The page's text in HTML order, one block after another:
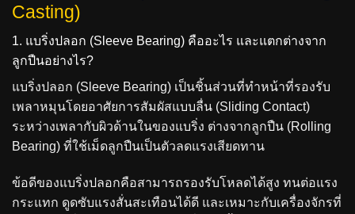
Casting)
1. แบริ่งปลอก (Sleeve Bearing) คืออะไร และแตกต่างจาก
ลูกปืนอย่างไร?
แบริ่งปลอก (Sleeve Bearing) เป็นชิ้นส่วนที่ทำหน้าที่รองรับ
เพลาหมุนโดยอาศัยการสัมผัสแบบลื่น (Sliding Contact)
ระหว่างเพลากับผิวด้านในของแบริ่ง ต่างจากลูกปืน (Rolling
Bearing) ที่ใช้เม็ดลูกปืนเป็นตัวลดแรงเสียดทาน
ข้อดีของแบริ่งปลอกคือสามารถรองรับโหลดได้สูง ทนต่อแรง
กระแทก ดูดซับแรงสั่นสะเทือนได้ดี และเหมาะกับเครื่องจักรที่